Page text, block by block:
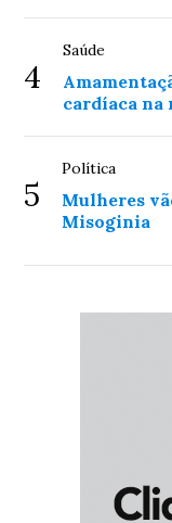
4
Saúde
cardíaca na
5
Política
Mulheres
Misoginia